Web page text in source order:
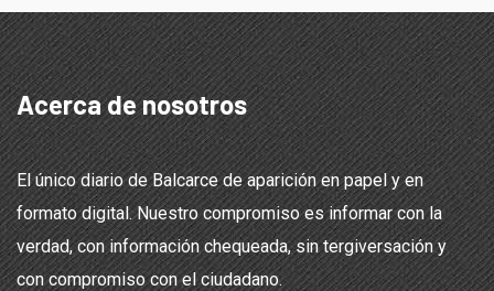
Acerca de nosotros
El único diario de Balcarce de aparición en papel y en
formato digital. Nuestro compromiso es informar con la
verdad, con información chequeada, sin tergiversación y
con compromiso con el ciudadano.